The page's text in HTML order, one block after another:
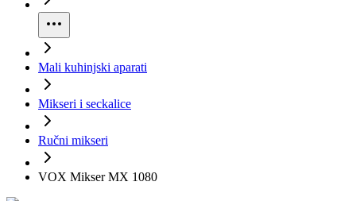
Mali kuhinjski aparati
Mikseri i seckalice
Ručni mikseri
VOX Mikser MX 1080